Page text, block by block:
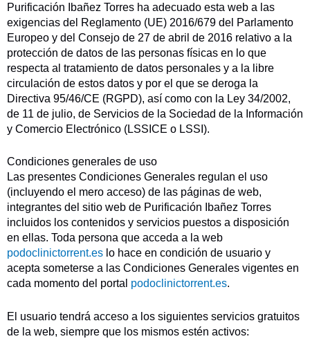
Purificación Ibañez Torres ha adecuado esta web a las
exigencias del Reglamento (UE) 2016/679 del Parlamento
Europeo y del Consejo de 27 de abril de 2016 relativo a la
protección de datos de las personas físicas en lo que
respecta al tratamiento de datos personales y a la libre
circulación de estos datos y por el que se deroga la
Directiva 95/46/CE (RGPD), así como con la Ley 34/2002,
de 11 de julio, de Servicios de la Sociedad de la Información
y Comercio Electrónico (LSSICE o LSSI).
Condiciones generales de uso
Las presentes Condiciones Generales regulan el uso
(incluyendo el mero acceso) de las páginas de web,
integrantes del sitio web de Purificación Ibañez Torres
incluidos los contenidos y servicios puestos a disposición
en ellas. Toda persona que acceda a la web
podoclinictorrent.es lo hace en condición de usuario y
acepta someterse a las Condiciones Generales vigentes en
cada momento del portal podoclinictorrent.es.
El usuario tendrá acceso a los siguientes servicios gratuitos
de la web, siempre que los mismos estén activos: